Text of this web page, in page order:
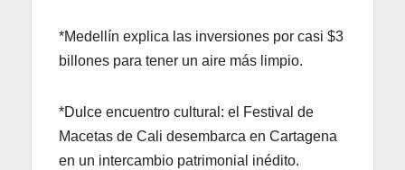
*Medellín explica las inversiones por casi $3
billones para tener un aire más limpio.
*Dulce encuentro cultural: el Festival de
Macetas de Cali desembarca en Cartagena
en un intercambio patrimonial inédito.